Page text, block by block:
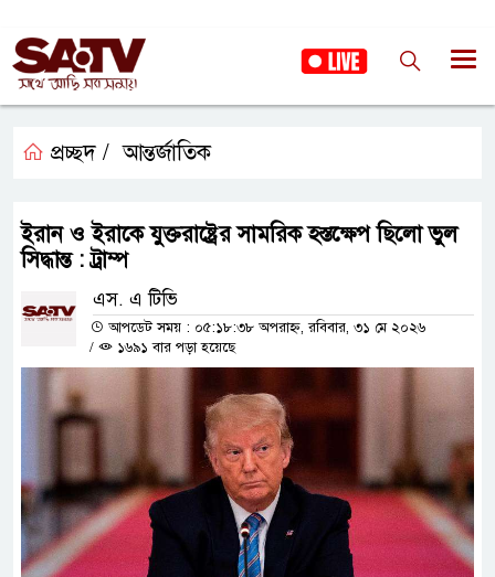
প্রচ্ছদ / আন্তর্জাতিক
ইরান ও ইরাকে যুক্তরাষ্ট্রের সামরিক হস্তক্ষেপ ছিলো ভুল
সিদ্ধান্ত : ট্রাম্প
এস. এ টিভি
আপডেট সময় : ০৫:১৮:৩৮ অপরাহ্ন, রবিবার, ৩১ মে ২০২৬
/
১৬৯১ বার পড়া হয়েছে